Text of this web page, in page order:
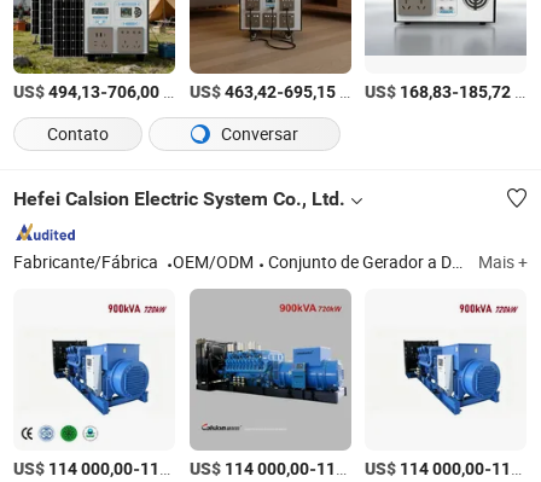
US$494,13-706,00 US$463,42-695,15/Peça US$ 168,83-185,72
Contato
Conversar
Hefei Calsion Electric System Co., Ltd.
Fabricante/Fábrica OEM/ODM Conjunto de Gerador a Diesel Mais +
US$ 114 000,00-115 000,00 /Peça
US$ 114 000,00-115 000,00 /Peça
US$ 114 000,00-115 000,00